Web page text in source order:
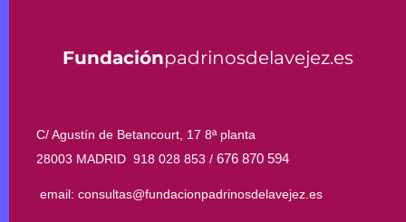
Fundaciónpadrinosdelavejez.es
C/ Agustín de Betancourt, 17 8ª planta
28003 MADRID 918 028 853 / 676 870 594
email: consultas@fundacionpadrinosdelavejez.es